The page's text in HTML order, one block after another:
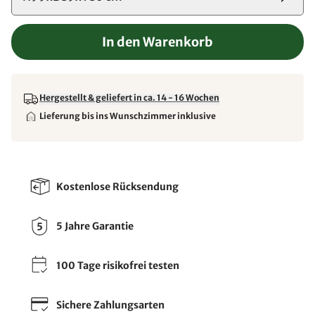
In den Warenkorb
Hergestellt & geliefert in ca. 14 - 16 Wochen
Lieferung bis ins Wunschzimmer inklusive
Kostenlose Rücksendung
5 Jahre Garantie
100 Tage risikofrei testen
Sichere Zahlungsarten